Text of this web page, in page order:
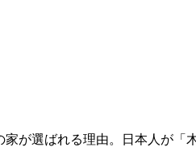
家が選ばれる理由。日本人が「